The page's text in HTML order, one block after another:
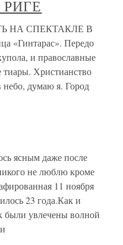
НА СПЕКТАКЛЕ В
«Гинтарас». Передо
и православные
тиары. Христианство
небо, думаю я. Город
ясным даже после
не люблю кроме
11 ноября
23 года.Как и
увлечены волной